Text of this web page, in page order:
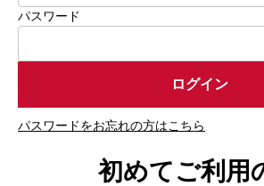
パスワード
パスワードをお忘れの方はこちら
初めてご利用